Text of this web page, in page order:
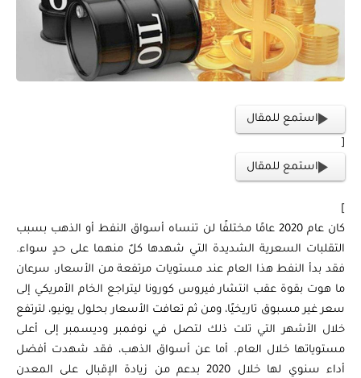
استمع للمقال
استمع للمقال
كان عام 2020 عامًا مختلفًا لن تنساه أسواق النفط أو الذهب بسبب
التقلبات السعرية الشديدة التي شهدها كلٌ منهما على حدٍ سواء.
فقد بدأ النفط هذا العام عند مستويات مرتفعة من الأسعار، سرعان
ما هوت بقوة عقب انتشار فيروس كورونا ليتراجع الخام الأمريكي إلى
سعر غير مسبوق تاريخيًا، ومن ثم تعافت الأسعار بحلول يونيو، لترتفع
خلال الأشهر التي تلت ذلك لتصل في نوفمبر وديسمبر إلى أعلى
مستوياتها خلال العام. أما عن أسواق الذهب، فقد شهدت أفضل
أداء سنوي لها خلال 2020 بدعم من زيادة الإقبال على المعدن